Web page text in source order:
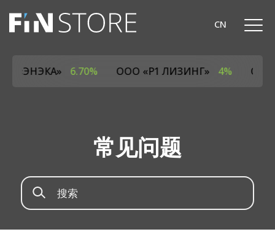
CN
«ЭНЭКА» 6.70% ООО «Р1 ЛИЗИНГ» 4%
常见问题